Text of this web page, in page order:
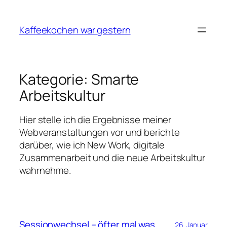
springen
Kaffeekochen war gestern
Kategorie: Smarte
Arbeitskultur
Hier stelle ich die Ergebnisse meiner
Webveranstaltungen vor und berichte
darüber, wie ich New Work, digitale
Zusammenarbeit und die neue Arbeitskultur
wahrnehme.
26. Januar